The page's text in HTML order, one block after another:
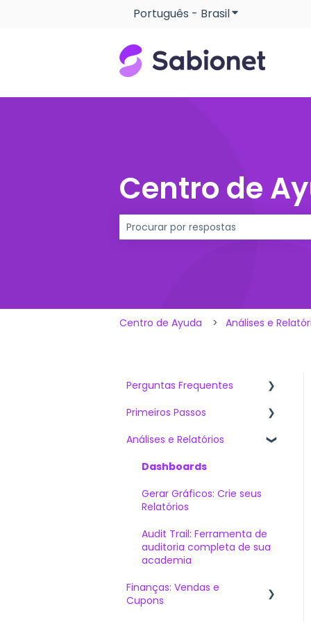
Português - BrasilMostrar
Centro de
Centro de Ayuda Análises e
Perguntas Frequentes
Artigos mais vistos
O que devo saber ao
Soluções Técnicas
Primeiros Passos
Venda de Cursos Online
Capacitação Online
Instituições Educativas
O Mais Recomendado
Análises e Relatórios
Dashboards
Gerar Gráficos: Crie seus
Relatórios
Audit Trail: Ferramenta de
auditoria completa de sua
academia
Finanças: Vendas e
Cupons